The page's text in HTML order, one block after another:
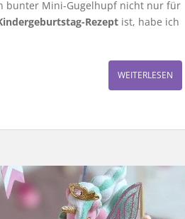
bunter Mini-Gugelhupf nicht nur für
Rezept ist, habe ich
WEITERLESEN